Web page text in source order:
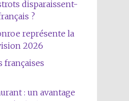
disparaissent-
?
représente la
2026
françaises
: un avantage